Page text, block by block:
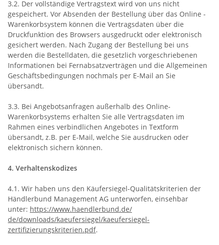
3.2. Der vollständige Vertragstext wird von uns nicht
gespeichert. Vor Absenden der Bestellung über das Online -
Warenkorbsystem können die Vertragsdaten über die
Druckfunktion des Browsers ausgedruckt oder elektronisch
gesichert werden. Nach Zugang der Bestellung bei uns
werden die Bestelldaten, die gesetzlich vorgeschriebenen
Informationen bei Fernabsatzverträgen und die Allgemeinen
Geschäftsbedingungen nochmals per E-Mail an Sie
übersandt.
3.3. Bei Angebotsanfragen außerhalb des Online-
Warenkorbsystems erhalten Sie alle Vertragsdaten im
Rahmen eines verbindlichen Angebotes in Textform
übersandt, z.B. per E-Mail, welche Sie ausdrucken oder
elektronisch sichern können.
4. Verhaltenskodizes
4.1. Wir haben uns den Käufersiegel-Qualitätskriterien der
Händlerbund Management AG unterworfen, einsehbar
unter: https://www.haendlerbund.de/
de/downloads/kaeufersiegel/kaeufersiegel-
zertifizierungskriterien.pdf.